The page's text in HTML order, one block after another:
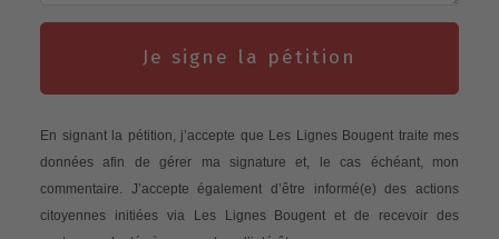
Je signe la pétition
En signant la pétition, j’accepte que Les Lignes Bougent traite mes
données afin de gérer ma signature et, le cas échéant, mon
commentaire. J’accepte également d’être informé(e) des actions
citoyennes initiées via Les Lignes Bougent et de recevoir des